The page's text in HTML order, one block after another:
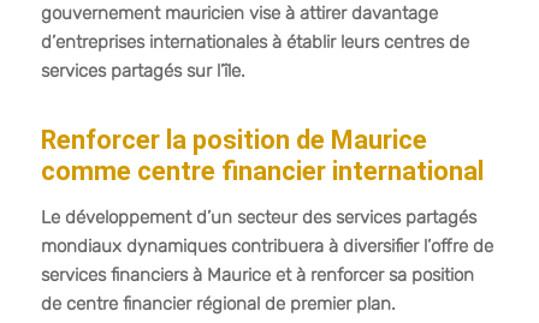
gouvernement mauricien vise à attirer davantage
d’entreprises internationales à établir leurs centres de
services partagés sur l’île.
Renforcer la position de Maurice
comme centre financier international
Le développement d’un secteur des services partagés
mondiaux dynamiques contribuera à diversifier l’offre de
services financiers à Maurice et à renforcer sa position
de centre financier régional de premier plan.